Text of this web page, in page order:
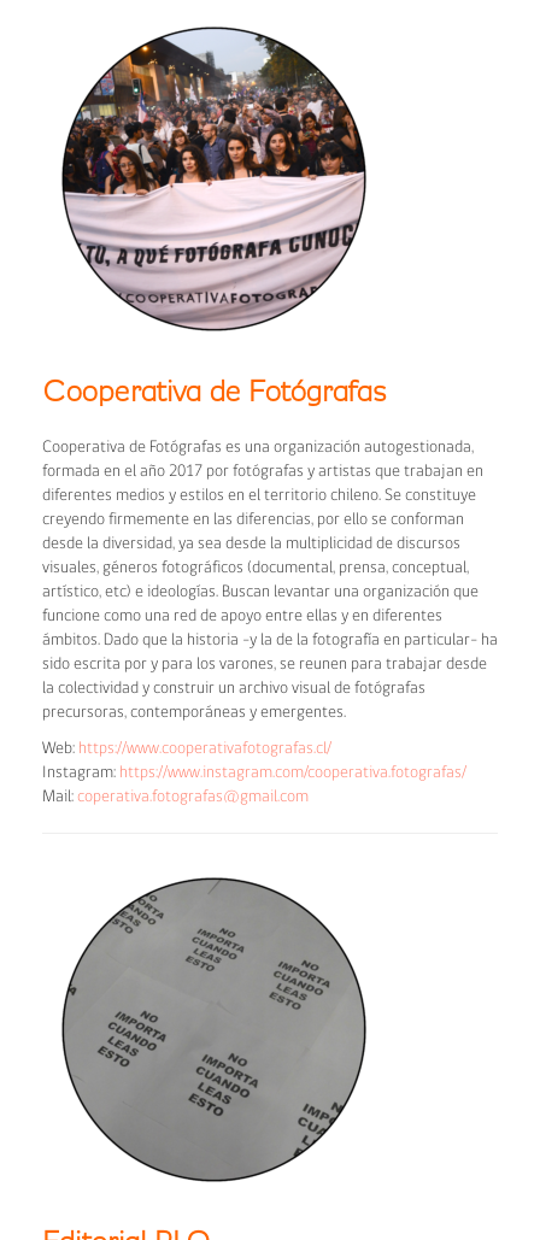
Cooperativa de Fotógrafas
Cooperativa de Fotógrafas es una organización autogestionada,
formada en el año 2017 por fotógrafas y artistas que trabajan en
diferentes medios y estilos en el territorio chileno. Se constituye
creyendo firmemente en las diferencias, por ello se conforman
desde la diversidad, ya sea desde la multiplicidad de discursos
visuales, géneros fotográficos (documental, prensa, conceptual,
artístico, etc) e ideologías. Buscan levantar una organización que
funcione como una red de apoyo entre ellas y en diferentes
ámbitos. Dado que la historia ­–y la de la fotografía en particular– ha
sido escrita por y para los varones, se reunen para trabajar desde
la colectividad y construir un archivo visual de fotógrafas
precursoras, contemporáneas y emergentes.
Web: https://www.cooperativafotografas.cl/
Instagram: https://www.instagram.com/cooperativa.fotografas/
Mail: coperativa.fotografas@gmail.com